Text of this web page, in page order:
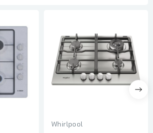
Whirlpool